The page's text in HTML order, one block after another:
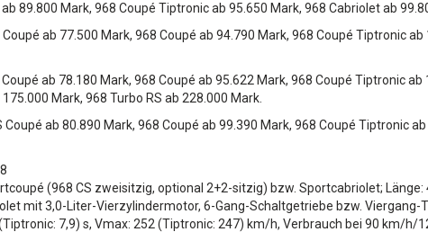
89.800 Mark, 968 Coupé Tiptronic ab 95.650 Mark, 968 Cabriolet ab
ab 77.500 Mark, 968 Coupé ab 94.790 Mark, 968 Coupé Tiptronic
ab 78.180 Mark, 968 Coupé ab 95.622 Mark, 968 Coupé Tiptronic
Mark, 968 Turbo RS ab 228.000 Mark.
Coupé ab 80.890 Mark, 968 Coupé ab 99.390 Mark, 968 Coupé Tiptronic
(968 CS zweisitzig, optional 2+2-sitzig) bzw. Sportcabriolet; Länge:
mit 3,0-Liter-Vierzylindermotor, 6-Gang-Schaltgetriebe bzw.
7,9) s, Vmax: 252 (Tiptronic: 247) km/h, Verbrauch bei 90 km/